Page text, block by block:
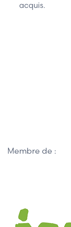
acquis.
Membre de :